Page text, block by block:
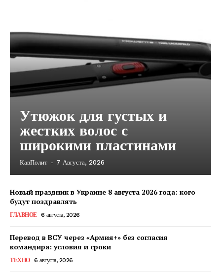
КавПолит
Утюжок для густых и
жестких волос с
широкими пластинами
КавПолит - 7 Августа, 2026
Новый праздник в Украине 8 августа 2026 года: кого
будут поздравлять
ГЛАВНОЕ 6 августа, 2026
Перевод в ВСУ через «Армия+» без согласия
командира: условия и сроки
ТЕХНО 6 августа, 2026